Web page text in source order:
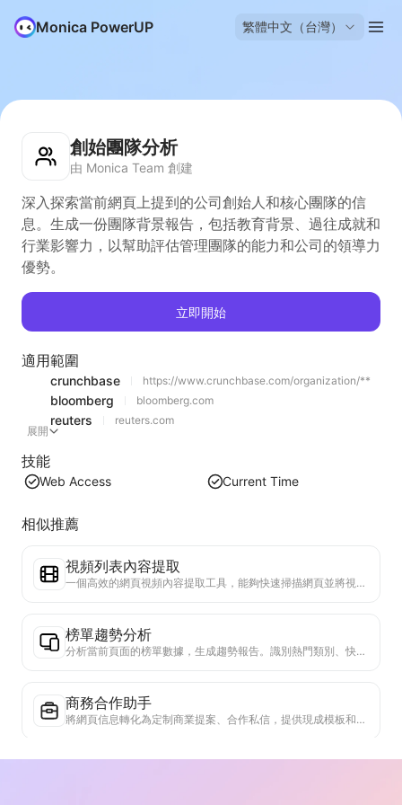
Monica PowerUP 繁體中文（台灣）
創始團隊分析
由 Monica Team 創建
深入探索當前網頁上提到的公司創始人和核心團隊的信
息。生成一份團隊背景報告，包括教育背景、過往成就和
行業影響力，以幫助評估管理團隊的能力和公司的領導力
優勢。
立即開始
適用範圍
crunchbase https://www.crunchbase.com/organization/**
bloomberg bloomberg.com
reuters
reuters.com
展開
技能
Web Access Current Time
相似推薦
視頻列表內容提取
一個高效的網頁視頻內容提取工具，能夠快速掃描網頁並將視頻信息整理成結構化的Markdown表格。
榜單趨勢分析
分析當前頁面的榜單數據，生成趨勢報告。識別熱門類別、快速上升的產品類型和新興技術。提供即時市場洞察，助你理解最新產品趨勢和市場動向。
商務合作助手
將網頁信息轉化為定制商業提案、合作私信，提供現成模板和跟進指南，簡化協作流程。